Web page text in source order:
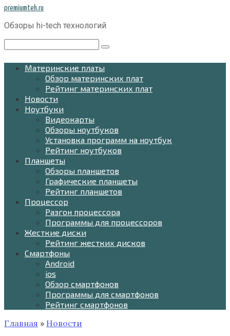
Перейти
контенту
premiumteh.ru
Обзоры hi-tech технологий
Материнские платы
Обзор материнских плат
Рейтинг материнских плат
Новости
Ноутбуки
Видеокарты
Обзоры ноутбуков
Установка программ на ноутбук
Рейтинг ноутбуков
Планшеты
Обзоры планшетов
Графические планшеты
Рейтинг планшетов
Процессор
Разгон процессора
Программы для процессоров
Жесткие диски
Рейтинг жестких дисков
Смартфоны
Android
ios
Обзор смартфонов
Программы для смартфонов
Рейтинг смартфонов
Главная » Новости